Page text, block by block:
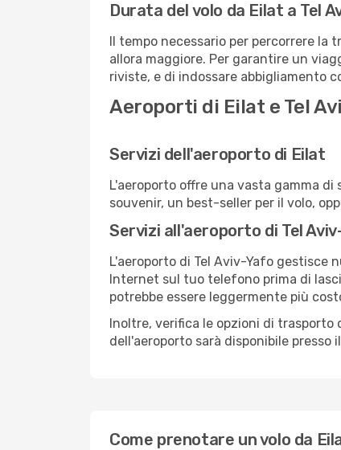
Durata del volo da Eilat a Tel
Il tempo necessario per percorrere la
allora maggiore. Per garantire un
riviste, e di indossare abbigliamento
Aeroporti di Eilat e Tel
Servizi dell'aeroporto di Eilat
L'aeroporto offre una vasta gamma
souvenir, un best-seller per il volo,
Servizi all'aeroporto di Tel
L'aeroporto di Tel Aviv-Yafo gestisce
Internet sul tuo telefono prima di
potrebbe essere leggermente più
Inoltre, verifica le opzioni di
dell'aeroporto sarà disponibile
Come prenotare un volo da